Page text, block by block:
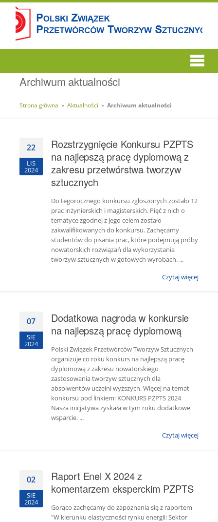
Archiwum aktualności
Strona główna » Aktualności » Archiwum aktualności
22
LIS
2024
Rozstrzygnięcie Konkursu PZPTS
na najlepszą pracę dyplomową z
zakresu przetwórstwa tworzyw
sztucznych
Do tegorocznego konkursu zgłoszonych zostało 12
prac inżynierskich i magisterskich. Pięć z nich o
tematyce zgodnej z jego celem zostało
zakwalifikowanych do konkursu. Zachęcamy
studentów do pisania prac, które podejmują próby
nowatorskich rozwiązań dla wykorzystania
tworzyw sztucznych w gotowych wyrobach. ...
Czytaj więcej
07
SIE
2024
Dodatkowa nagroda w konkursie
na najlepszą pracę dyplomową
Polski Związek Przetwórców Tworzyw Sztucznych
organizuje co roku konkurs na najlepszą pracę
dyplomową z zakresu nowatorskiego
zastosowania tworzyw sztucznych dla
absolwentów uczelni wyższych. Więcej na temat
konkursu pod linkiem: KONKURS PZPTS 2024
Nasza inicjatywa zyskała w tym roku dodatkowe
wsparcie. ...
Czytaj więcej
02
SIE
2024
Raport Enel X 2024 z
komentarzem eksperckim PZPTS
Gorąco zachęcamy do zapoznania się z raportem
"W kierunku elastyczności rynku energii: Sektor